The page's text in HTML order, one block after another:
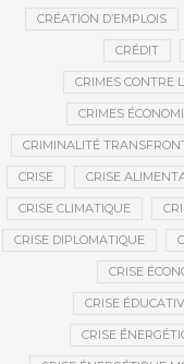
CRÉATION D’EMPLOIS
CRÉDIT
CRIMES CONTRE
CRIMES
CRIMINALITÉ
CRISE CRISE
CRISE CLIMATIQUE
CRISE DIPLOMATIQUE
CRISE
CRISE
CRISE